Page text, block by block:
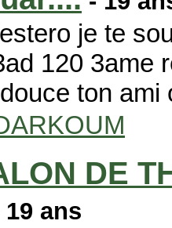
je te
120 3ame
ton ami
DE
19 ans